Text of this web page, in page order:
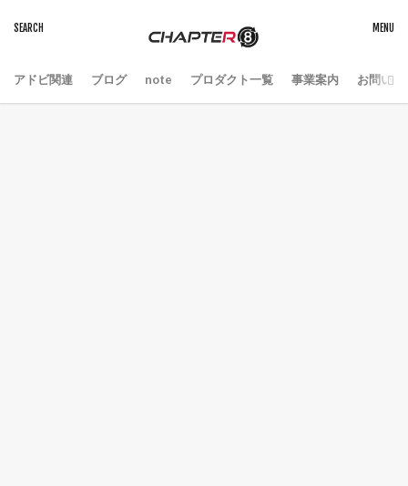
アドビ関連 ブログ note プロダクト一覧 事業案内 お問い合